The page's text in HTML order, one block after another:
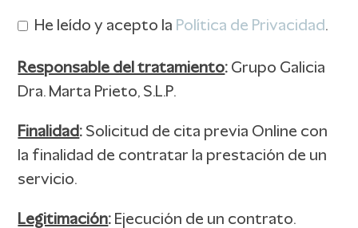
He leído y acepto la Política de Privacidad .
Responsable del tratamiento: Grupo Galicia
Dra. Marta Prieto, S.L.P.
Finalidad : Solicitud de cita previa Online con
la finalidad de contratar la prestación de un
servicio.
Legitimación: Ejecución de un contrato.